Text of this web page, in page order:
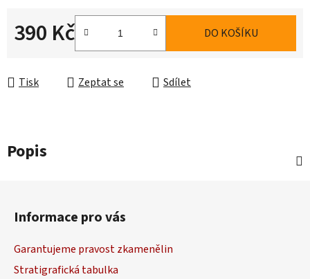
390 Kč DO KOŠÍKU
Tisk Zeptat se Sdílet
Popis
Informace pro vás
Garantujeme pravost zkamenělin
Stratigrafická tabulka